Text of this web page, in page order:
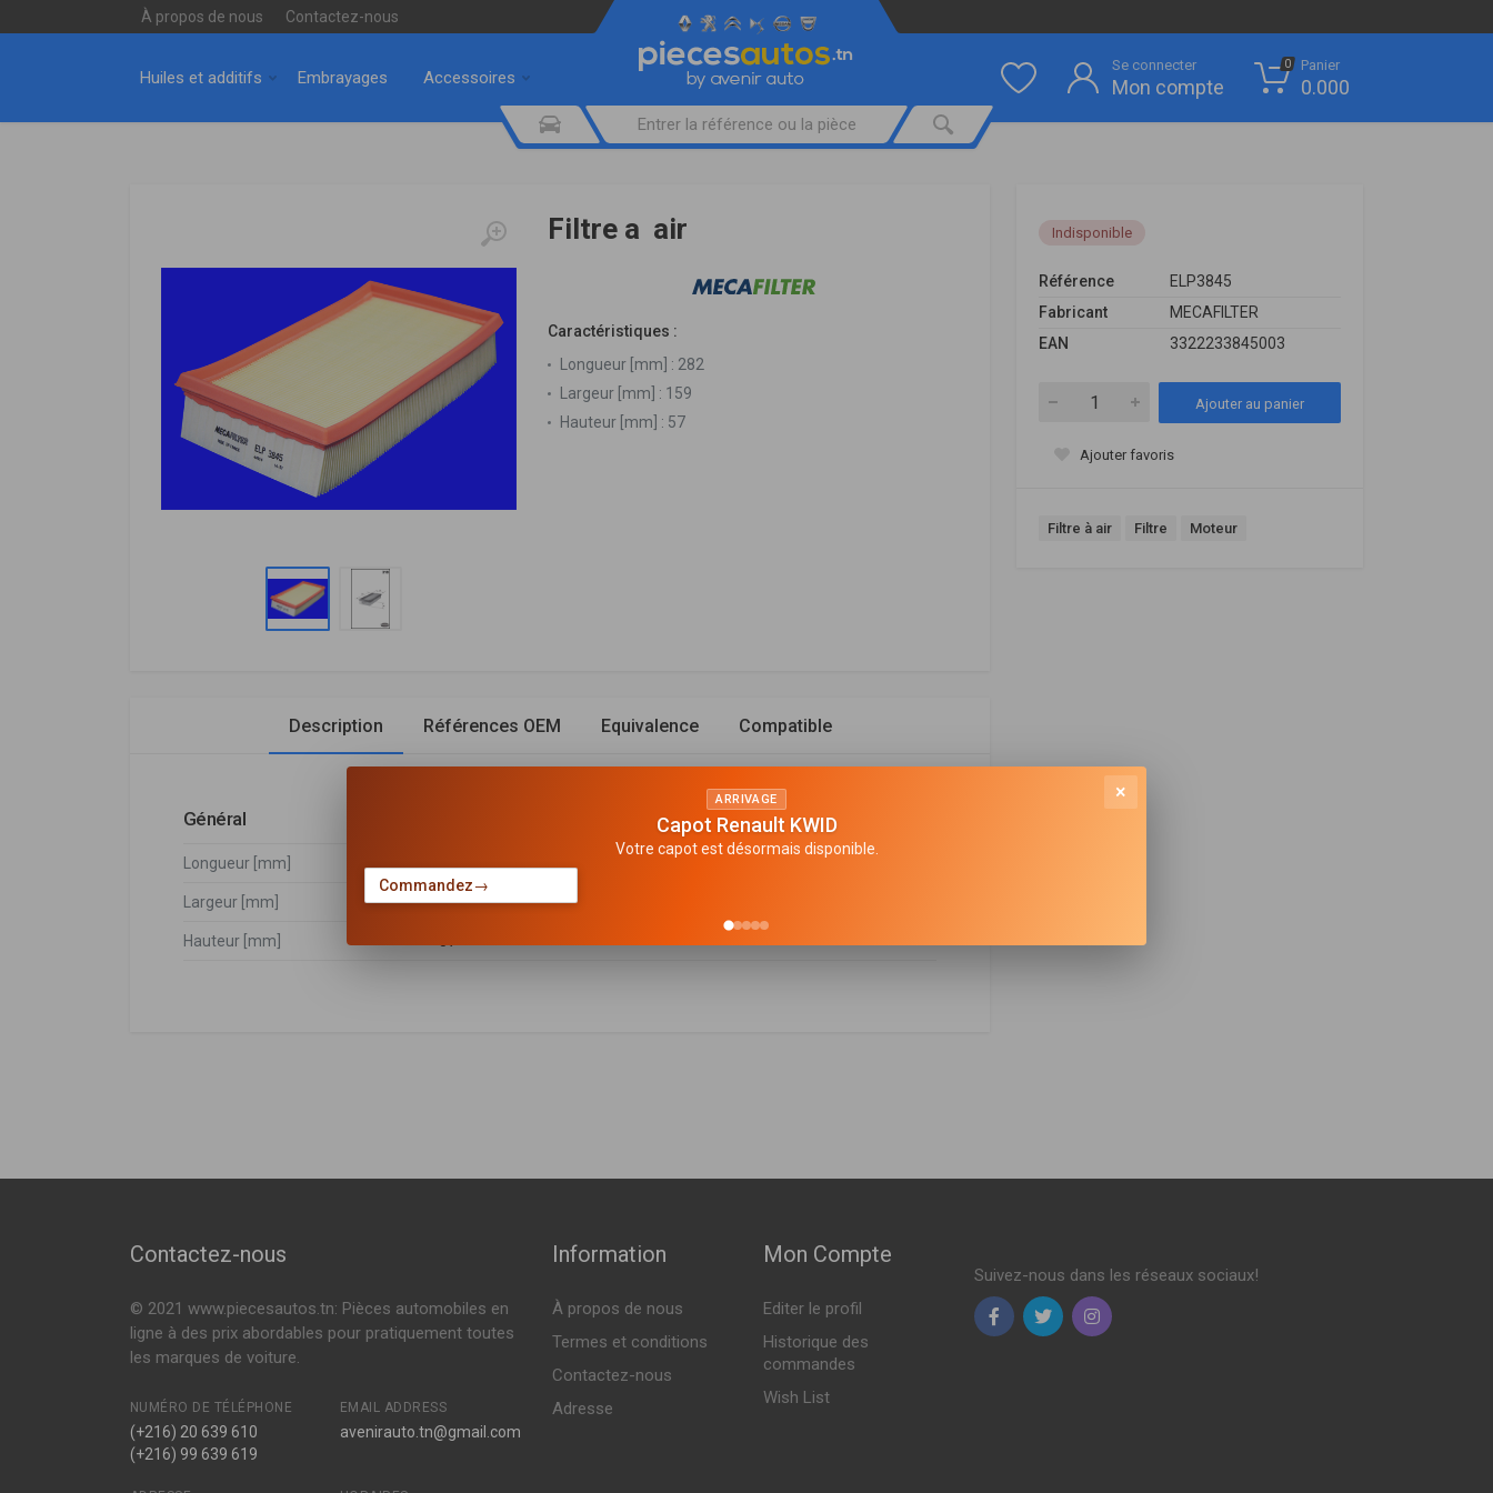
À propos de nous Contactez-nous
Huiles et additifs Embrayages Accessoires
Se connecter
Mon compte
0 Panier
0.000
Filtre a air
Caractéristiques :
Longueur [mm] : 282
Largeur [mm] : 159
Hauteur [mm] : 57
Indisponible
Référence
ELP3845
Fabricant
MECAFILTER
EAN
3322233845003
Ajouter au panier
Ajouter favoris
Filtre à air Filtre Moteur
Description Références OEM Equivalence Compatible
Général
Longueur [mm]
Largeur [mm] 159
Hauteur [mm]
Filtre a air
Filtre a air
Contactez-nous
© 2021 www.piecesautos.tn: Pièces automobiles en
ligne à des prix abordables pour pratiquement toutes
les marques de voiture.
NUMÉRO DE TÉLÉPHONE
(+216) 20 639 610
(+216) 99 639 619
EMAIL ADDRESS
avenirauto.tn@gmail.com
Information
À propos de nous
Termes et conditions
Contactez-nous
Adresse
Mon Compte
Editer le profil
Historique des
commandes
Wish List
Suivez-nous dans les réseaux sociaux!
×
ARRIVAGE
Capot Renault KWID
Votre capot est désormais disponible.
Commandez→